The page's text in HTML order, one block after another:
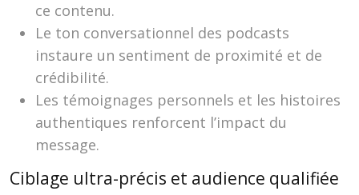
ce contenu.
Le ton conversationnel des podcasts
instaure un sentiment de proximité et de
crédibilité.
Les témoignages personnels et les histoires
authentiques renforcent l’impact du
message.
Ciblage ultra-précis et audience qualifiée